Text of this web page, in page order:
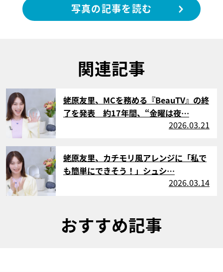
写真の記事を読む
関連記事
サムネイル
蛯原友里、MCを務める『BeauTV』の終
了を発表 約17年間、“金曜は夜…
2026.03.21
サムネイル
蛯原友里、カチモリ風アレンジに「私で
も簡単にできそう！」シュシ…
2026.03.14
おすすめ記事